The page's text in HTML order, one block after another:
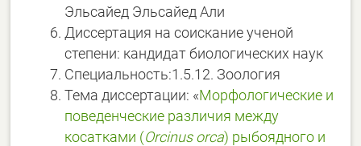
Эльсайед Эльсайед Али
Диссертация на соискание ученой
степени: кандидат биологических наук
Специальность:1.5.12. Зоология
Тема диссертации: «Морфологические и
поведенческие различия между
косатками (Orcinus orca) рыбоядного и